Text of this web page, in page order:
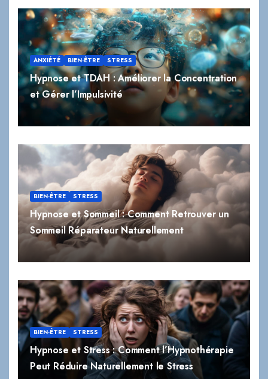
ANXIÉTÉ BIEN-ÊTRE STRESS
Hypnose et TDAH : Améliorer la Concentration
et Gérer l’Impulsivité
BIEN-ÊTRE STRESS
Hypnose et Sommeil : Comment Retrouver un
Sommeil Réparateur Naturellement
BIEN-ÊTRE STRESS
Hypnose et Stress : Comment l’Hypnothérapie
Peut Réduire Naturellement le Stress